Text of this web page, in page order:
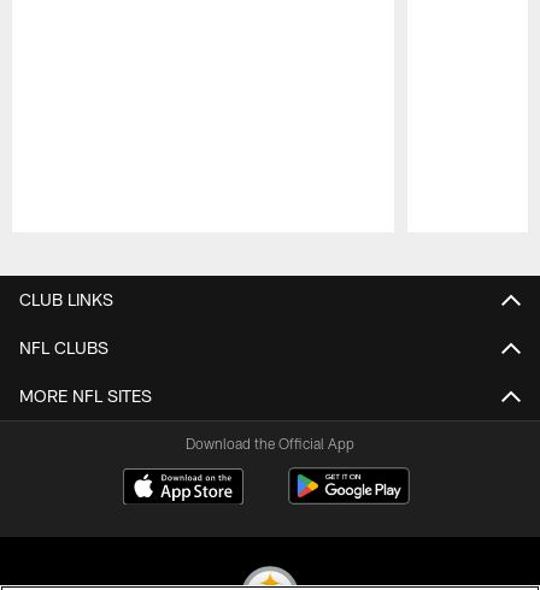
CLUB LINKS
NFL CLUBS
MORE NFL SITES
Download the Official App